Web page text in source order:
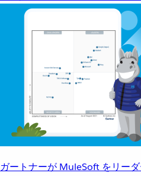
ガートナーが MuleSoft をリー